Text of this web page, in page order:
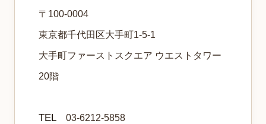
〒100-0004
東京都千代田区大手町1‐5‐1
大手町ファーストスクエア ウエストタワー
20階
TEL 03-6212-5858